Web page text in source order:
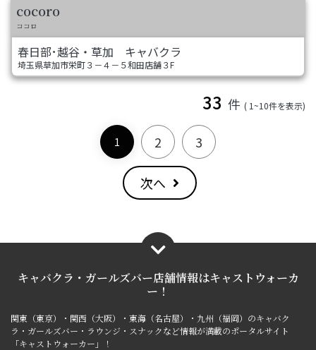
cocoro
ココロ
春日部･越谷・草加 キャバクラ
埼玉県草加市栄町３－４－５和田店舗３F
33 件 ( 1~10件を表示)
1 2 3
次へ
キャバクラ・ガールズバー店舗情報はキャストウォーカ
ー！
関東（東京）・関西（大阪）・東海（名古屋）・九州（福岡）のキャバク
ラ・ガールズバー・ラウンジ・スナックなど情報が満載のポータルサイト
「キャストウォーカー」！